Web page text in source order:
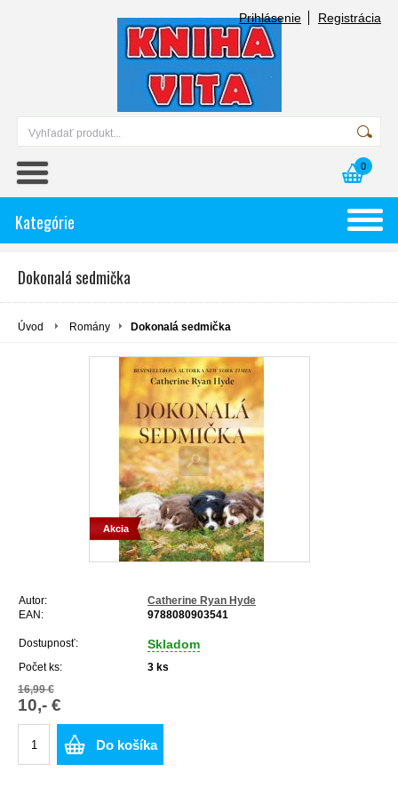
Prihlásenie Registrácia
0
Kategórie
Dokonalá sedmička
Úvod Romány Dokonalá sedmička
Akcia
Autor:
Catherine Ryan Hyde
EAN:
9788080903541
Dostupnosť: Skladom
Počet ks: 3 ks
16,99 €
10,- €
Do košíka